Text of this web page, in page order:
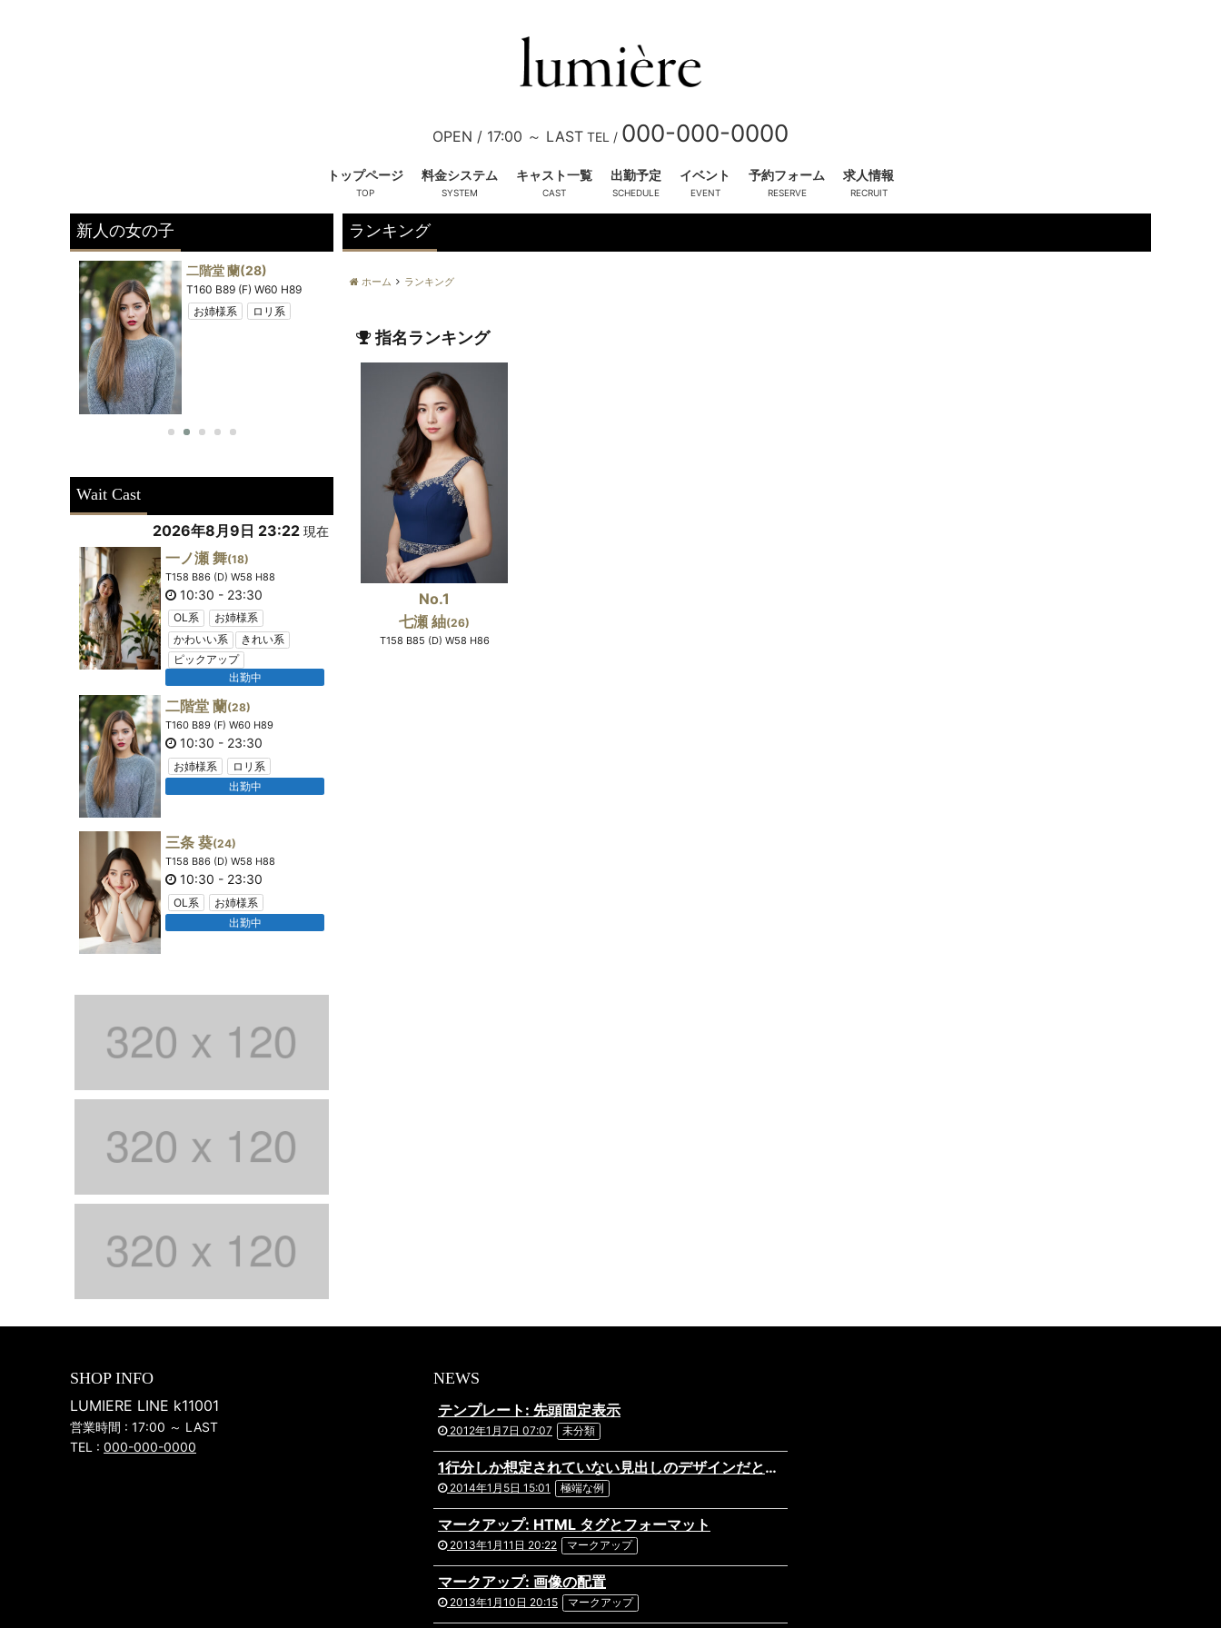
OPEN / 17:00 ～ LAST TEL / 000-000-0000
トップページ 料金システム キャスト一覧 出勤予定 イベント 予約フォーム 求人情報
ランキング
ホーム ランキング
指名ランキング
No.1
七瀬 紬(26)
T158 B85 (D) W58 H86
新人の女の子
二階堂 蘭(28)
T160 B89 (F) W60 H89
お姉様系
ロリ系
T158 B86 (D) W58 H88
Wait Cast
2026年8月9日 23:22 現在
一ノ瀬 舞(18)
T158 B86 (D) W58 H88
10:30 - 23:30
OL系
お姉様系
かわいい系
きれい系
ピックアップ
出勤中
二階堂 蘭(28)
T160 B89 (F) W60 H89
10:30 - 23:30
お姉様系
ロリ系
出勤中
三条 葵(24)
T158 B86 (D) W58 H88
10:30 - 23:30
OL系
お姉様系
出勤中
SHOP INFO
LUMIERE LINE k11001
営業時間 : 17:00 ～ LAST
TEL : 000-000-0000
NEWS
テンプレート: 先頭固定表示
2012年1月7日 07:07 未分類
1行分しか想定されていない見出しのデザインだと文字がはみ出してしまってあら大変。ものすごく長い日本語のタイトルが付いた記事の表示テストです。複数行になっても問題ないデザインだといいですね。あと前後の記事へのリンクを出力している場合や、パンくずリストを実装している場合なども表示にズレがないか確認しておきましょう。
2014年1月5日 15:01 極端な例
マークアップ: HTML タグとフォーマット
2013年1月11日 20:22 マークアップ
マークアップ: 画像の配置
2013年1月10日 20:15 マークアップ